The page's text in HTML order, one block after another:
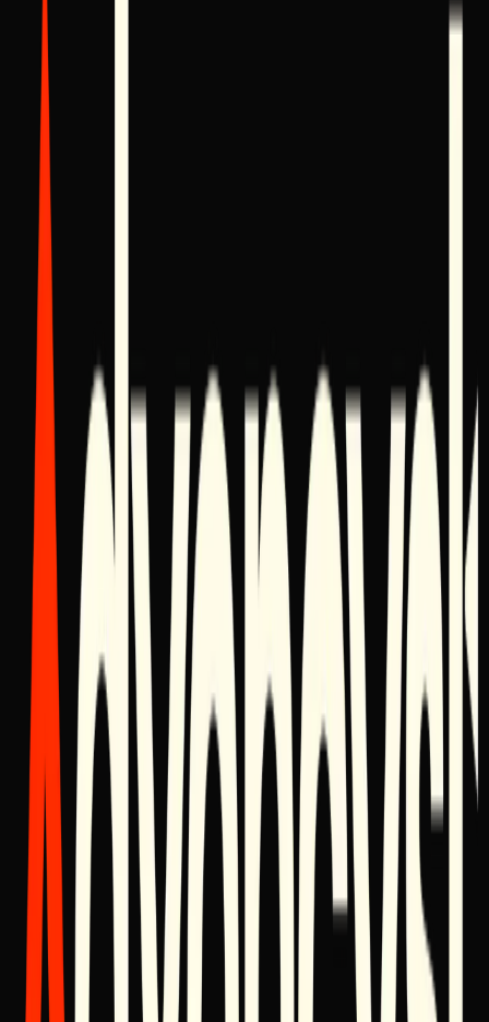
Technology Stack
Next.js
React
Tailwind CSS
Framer Motion
Vercel
PostgreSQL